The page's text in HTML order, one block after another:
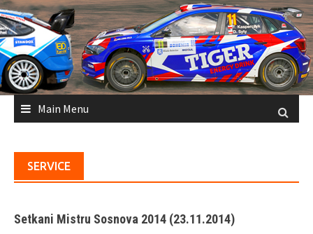
Skip
to
content
Main Menu
SERVICE
Setkani Mistru Sosnova 2014 (23.11.2014)